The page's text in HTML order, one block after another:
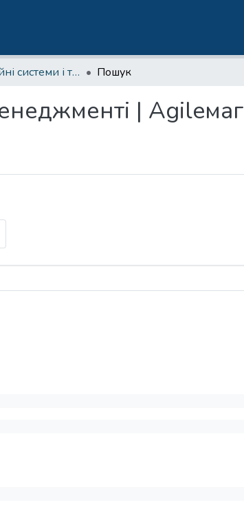
Інформаційні системи і технології в менеджменті | Agileмаг Пошук
| Agileмаг